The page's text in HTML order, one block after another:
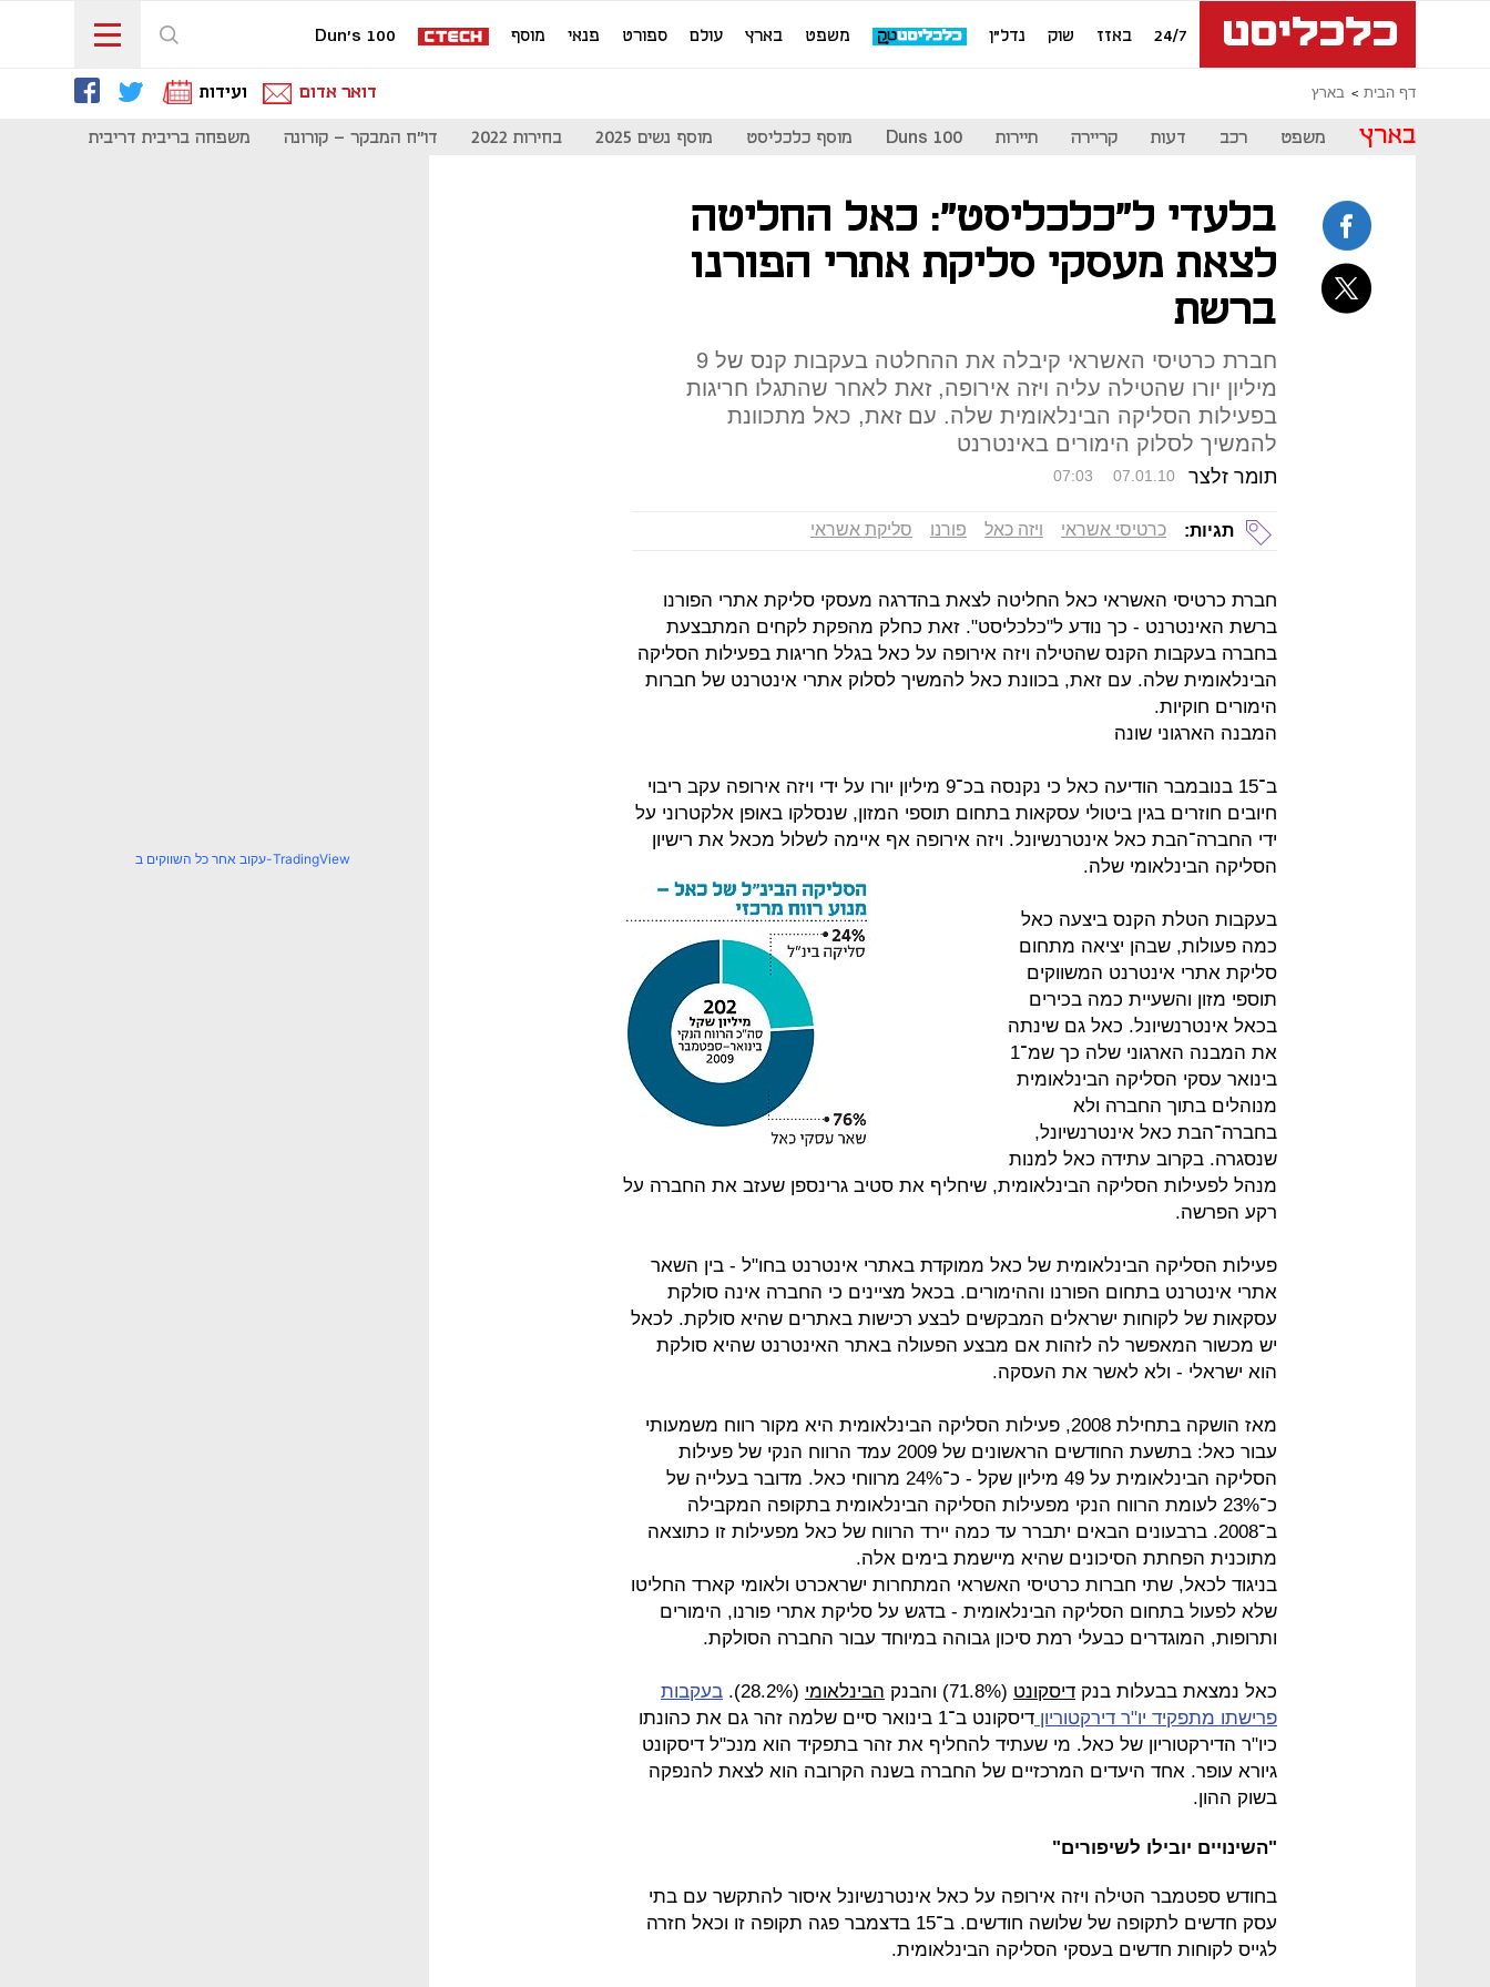
24/7 באזז שוק נדל"ן משפט בארץ עולם ספורט פנאי מוסף Dun's 100
דף הבית בארץ דואר אדום ועידות
בארץ משפט רכב דעות קריירה תיירות Duns 100 מוסף כלכליסט מוסף נשים 2025 בחירות 2022 דו"ח המבקר - קורונה משפחה בריבית דריבית
בלעדי ל"כלכליסט": כאל החליטה
לצאת מעסקי סליקת אתרי הפורנו
ברשת
חברת כרטיסי האשראי קיבלה את ההחלטה בעקבות קנס של 9
מיליון יורו שהטילה עליה ויזה אירופה, זאת לאחר שהתגלו חריגות
בפעילות הסליקה הבינלאומית שלה. עם זאת, כאל מתכוונת
להמשיך לסלוק הימורים באינטרנט
תומר זלצר 07:03 07.01.10
תגיות: כרטיסי אשראי ויזה כאל פורנו סליקת אשראי
חברת כרטיסי האשראי כאל החליטה לצאת בהדרגה מעסקי סליקת אתרי הפורנו
ברשת האינטרנט - כך נודע ל"כלכליסט". זאת כחלק מהפקת לקחים המתבצעת
בחברה בעקבות הקנס שהטילה ויזה אירופה על כאל בגלל חריגות בפעילות הסליקה
הבינלאומית שלה. עם זאת, בכוונת כאל להמשיך לסלוק אתרי אינטרנט של חברות
הימורים חוקיות.
המבנה הארגוני שונה
ב־15 בנובמבר הודיעה כאל כי נקנסה בכ־9 מיליון יורו על ידי ויזה אירופה עקב ריבוי
חיובים חוזרים בגין ביטולי עסקאות בתחום תוספי המזון, שנסלקו באופן אלקטרוני על
ידי החברה־הבת כאל אינטרנשיונל. ויזה אירופה אף איימה לשלול מכאל את רישיון
הסליקה הבינלאומי שלה.
בעקבות הטלת הקנס ביצעה כאל
כמה פעולות, שבהן יציאה מתחום
סליקת אתרי אינטרנט המשווקים
תוספי מזון והשעיית כמה בכירים
בכאל אינטרנשיונל. כאל גם שינתה
את המבנה הארגוני שלה כך שמ־1
בינואר עסקי הסליקה הבינלאומית
מנוהלים בתוך החברה ולא
בחברה־הבת כאל אינטרנשיונל,
שנסגרה. בקרוב עתידה כאל למנות
מנהל לפעילות הסליקה הבינלאומית, שיחליף את סטיב גרינספן שעזב את החברה על
רקע הפרשה.
פעילות הסליקה הבינלאומית של כאל ממוקדת באתרי אינטרנט בחו"ל - בין השאר
אתרי אינטרנט בתחום הפורנו וההימורים. בכאל מציינים כי החברה אינה סולקת
עסקאות של לקוחות ישראלים המבקשים לבצע רכישות באתרים שהיא סולקת. לכאל
יש מכשור המאפשר לה לזהות אם מבצע הפעולה באתר האינטרנט שהיא סולקת
הוא ישראלי - ולא לאשר את העסקה.
מאז הושקה בתחילת 2008, פעילות הסליקה הבינלאומית היא מקור רווח משמעותי
עבור כאל: בתשעת החודשים הראשונים של 2009 עמד הרווח הנקי של פעילות
הסליקה הבינלאומית על 49 מיליון שקל - כ־24% מרווחי כאל. מדובר בעלייה של
כ־23% לעומת הרווח הנקי מפעילות הסליקה הבינלאומית בתקופה המקבילה
ב־2008. ברבעונים הבאים יתברר עד כמה יירד הרווח של כאל מפעילות זו כתוצאה
מתוכנית הפחתת הסיכונים שהיא מיישמת בימים אלה.
בניגוד לכאל, שתי חברות כרטיסי האשראי המתחרות ישראכרט ולאומי קארד החליטו
שלא לפעול בתחום הסליקה הבינלאומית - בדגש על סליקת אתרי פורנו, הימורים
ותרופות, המוגדרים כבעלי רמת סיכון גבוהה במיוחד עבור החברה הסולקת.
כאל נמצאת בבעלות בנק דיסקונט (71.8%) והבנק הבינלאומי (28.2%).
בעקבות
פרישתו מתפקיד יו"ר דירקטוריון
דיסקונט ב־1 בינואר סיים שלמה זהר גם את כהונתו
כיו"ר הדירקטוריון של כאל. מי שעתיד להחליף את זהר בתפקיד הוא מנכ"ל דיסקונט
גיורא עופר. אחד היעדים המרכזיים של החברה בשנה הקרובה הוא לצאת להנפקה
בשוק ההון.
"השינויים יובילו לשיפורים"
בחודש ספטמבר הטילה ויזה אירופה על כאל אינטרנשיונל איסור להתקשר עם בתי
עסק חדשים לתקופה של שלושה חודשים. ב־15 בדצמבר פגה תקופה זו וכאל חזרה
לגייס לקוחות חדשים בעסקי הסליקה הבינלאומית.
עקוב אחר כל השווקים ב-TradingView